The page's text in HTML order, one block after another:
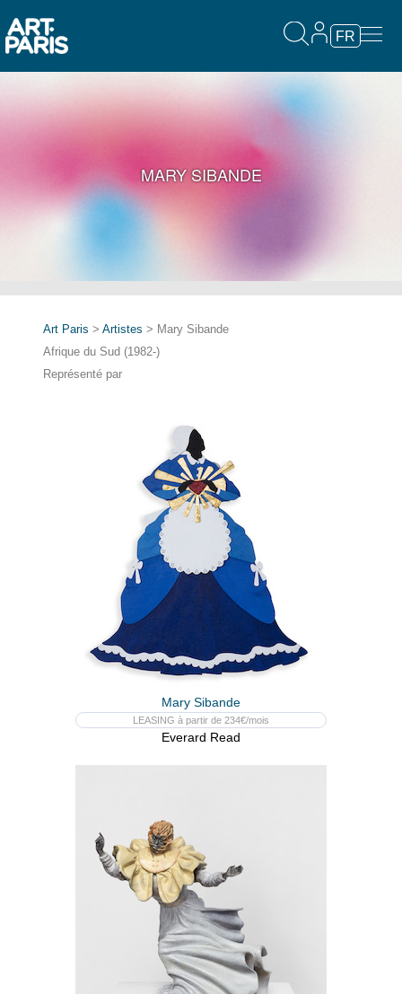
FR
MARY SIBANDE
Art Paris > Artistes > Mary Sibande
Afrique du Sud (1982-)
Représenté par
Mary Sibande
LEASING à partir de 234€/mois
Everard Read